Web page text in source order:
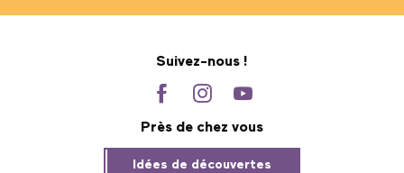
Suivez-nous !
Près de chez vous
Idées de découvertes